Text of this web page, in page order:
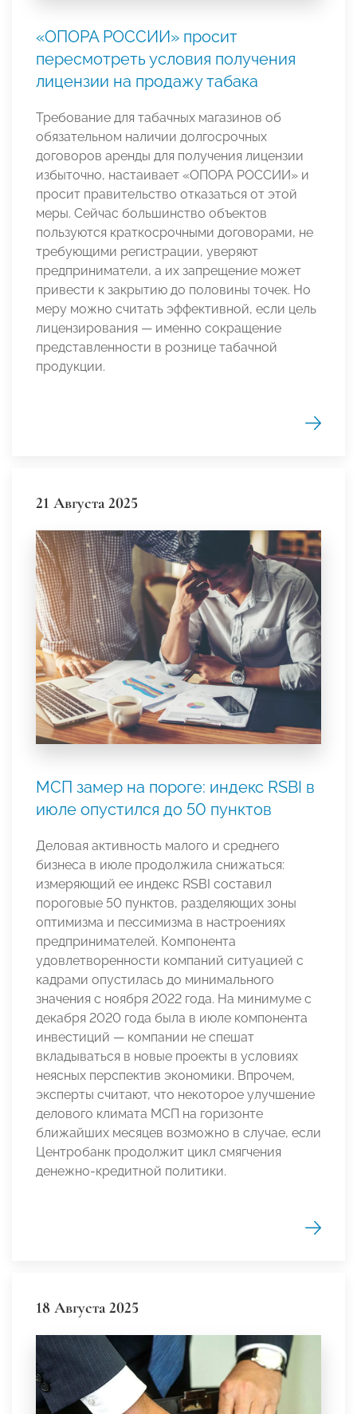
«ОПОРА РОССИИ» просит
пересмотреть условия получения
лицензии на продажу табака
Требование для табачных магазинов об
обязательном наличии долгосрочных
договоров аренды для получения лицензии
избыточно, настаивает «ОПОРА РОССИИ» и
просит правительство отказаться от этой
меры. Сейчас большинство объектов
пользуются краткосрочными договорами, не
требующими регистрации, уверяют
предприниматели, а их запрещение может
привести к закрытию до половины точек. Но
меру можно считать эффективной, если цель
лицензирования — именно сокращение
представленности в рознице табачной
продукции.
21 Августа 2025
МСП замер на пороге: индекс RSBI в
июле опустился до 50 пунктов
Деловая активность малого и среднего
бизнеса в июле продолжила снижаться:
измеряющий ее индекс RSBI составил
пороговые 50 пунктов, разделяющих зоны
оптимизма и пессимизма в настроениях
предпринимателей. Компонента
удовлетворенности компаний ситуацией с
кадрами опустилась до минимального
значения с ноября 2022 года. На минимуме с
декабря 2020 года была в июле компонента
инвестиций — компании не спешат
вкладываться в новые проекты в условиях
неясных перспектив экономики. Впрочем,
эксперты считают, что некоторое улучшение
делового климата МСП на горизонте
ближайших месяцев возможно в случае, если
Центробанк продолжит цикл смягчения
денежно-кредитной политики.
18 Августа 2025